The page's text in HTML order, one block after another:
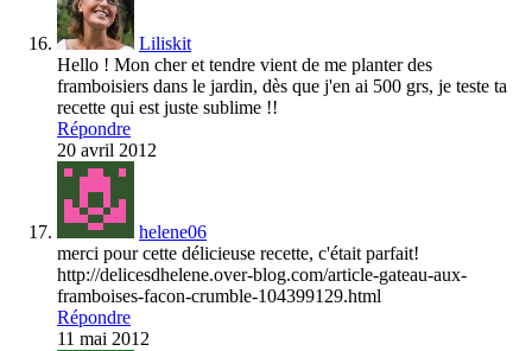
Liliskit
Hello ! Mon cher et tendre vient de me planter des
framboisiers dans le jardin, dès que j'en ai 500 grs, je teste ta
recette qui est juste sublime !!
Répondre
20 avril 2012
helene06
merci pour cette délicieuse recette, c'était parfait!
http://delicesdhelene.over-blog.com/article-gateau-aux-
framboises-facon-crumble-104399129.html
Répondre
11 mai 2012